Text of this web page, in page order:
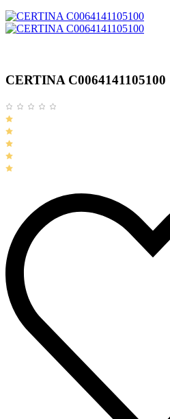
CERTINA C0064141105100